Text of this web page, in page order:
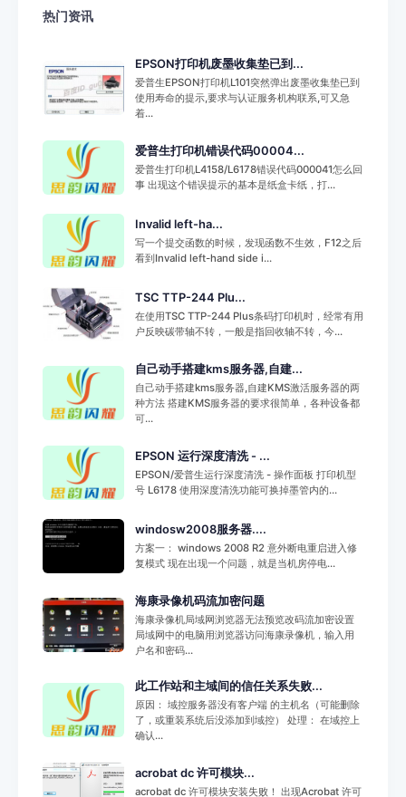
热门资讯
EPSON打印机废墨收集垫已到...
爱普生EPSON打印机L101突然弹出废墨收集垫已到
使用寿命的提示,要求与认证服务机构联系,可又急
着...
爱普生打印机错误代码00004...
爱普生打印机L4158/L6178错误代码000041怎么回
事 出现这个错误提示的基本是纸盒卡纸，打...
Invalid left-ha...
写一个提交函数的时候，发现函数不生效，F12之后
看到Invalid left-hand side i...
TSC TTP-244 Plu...
在使用TSC TTP-244 Plus条码打印机时，经常有用
户反映碳带轴不转，一般是指回收轴不转，今...
自己动手搭建kms服务器,自建...
自己动手搭建kms服务器,自建KMS激活服务器的两
种方法 搭建KMS服务器的要求很简单，各种设备都
可...
EPSON 运行深度清洗 - ...
EPSON/爱普生运行深度清洗 - 操作面板 打印机型
号 L6178 使用深度清洗功能可换掉墨管内的...
windosw2008服务器....
方案一： windows 2008 R2 意外断电重启进入修
复模式 现在出现一个问题，就是当机房停电...
海康录像机码流加密问题
海康录像机局域网浏览器无法预览改码流加密设置
局域网中的电脑用浏览器访问海康录像机，输入用
户名和密码...
此工作站和主域间的信任关系失败...
原因： 域控服务器没有客户端 的主机名（可能删除
了，或重装系统后没添加到域控） 处理： 在域控上
确认...
acrobat dc 许可模块...
acrobat dc 许可模块安装失败！ 出现Acrobat 许可